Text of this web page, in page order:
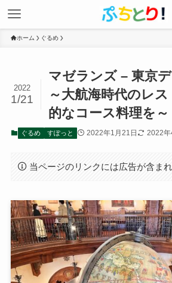
ホーム ぐるめ
マゼランズ – 東京
～大航海時代のレ
的なコース料理を～
2022
1/21
ぐるめ すぽっと 2022年1月21日 2022年
当ページのリンクには広告が含まれ